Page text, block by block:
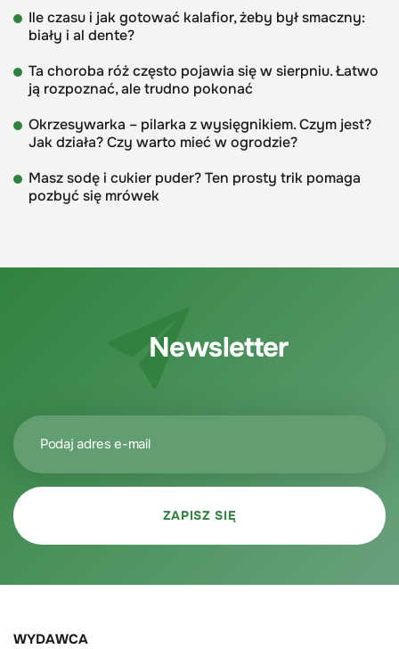
Ile czasu i jak gotować kalafior, żeby był smaczny:
biały i al dente?
Ta choroba róż często pojawia się w sierpniu. Łatwo
ją rozpoznać, ale trudno pokonać
Okrzesywarka – pilarka z wysięgnikiem. Czym jest?
Jak działa? Czy warto mieć w ogrodzie?
Masz sodę i cukier puder? Ten prosty trik pomaga
pozbyć się mrówek
Newsletter
WYDAWCA